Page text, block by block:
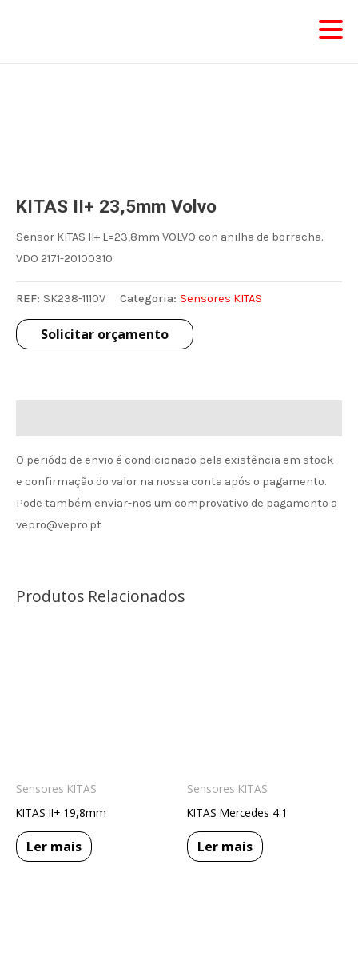
KITAS II+ 23,5mm Volvo
Sensor KITAS II+ L=23,8mm VOLVO con anilha de borracha.
VDO 2171-20100310
REF: SK238-1110V Categoria: Sensores KITAS
Solicitar orçamento
O periódo de envio é condicionado pela existência em stock
e confirmação do valor na nossa conta após o pagamento.
Pode também enviar-nos um comprovativo de pagamento a
vepro@vepro.pt
Produtos Relacionados
Sensores KITAS
KITAS II+ 19,8mm
Ler mais
Sensores KITAS
KITAS Mercedes 4:1
Ler mais